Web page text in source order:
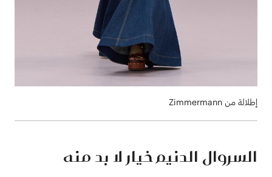
إطلالة من Zimmermann
السروال الدنيم خيار لا بد منه